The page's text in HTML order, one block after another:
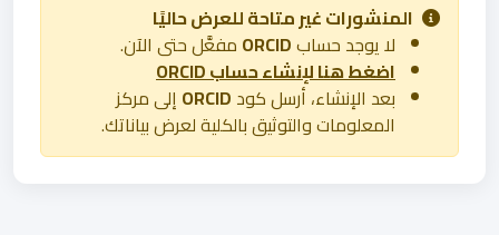
المنشورات غير متاحة للعرض حاليًا
لا يوجد حسابORCID مفعَّل حتى الآن.
اضغط هنا لإنشاء حساب ORCID
بعد الإنشاء، أرسل كود ORCID إلى مركز
المعلومات والتوثيق بالكلية لعرض بياناتك.